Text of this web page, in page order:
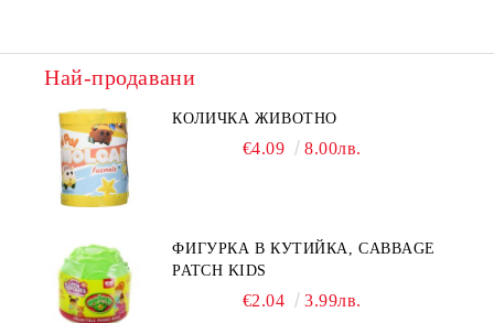
Най-продавани
КОЛИЧКА ЖИВОТНО
€4.09 8.00лв.
ФИГУРКА В КУТИЙКА, CABBAGE
PATCH KIDS
€2.04 3.99лв.